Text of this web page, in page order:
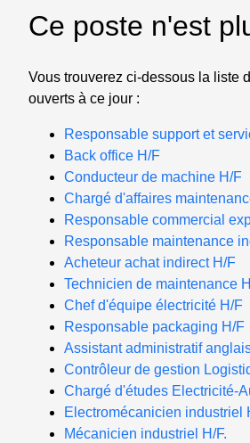
Ce poste n'est
Vous trouverez ci-dessous la liste
ouverts à ce jour :
Responsable support et
Back office H/F
Conducteur de machine H/F
Chargé d'affaires
Responsable commercial
Responsable maintenance
Acheteur achat indirect H/F
Technicien de maintenance
Chef d'équipe électricité H/F
Responsable packaging H/F
Assistant administratif
Contrôleur de gestion
Chargé d'études Electricité-
Electromécanicien industriel
Mécanicien industriel H/F.